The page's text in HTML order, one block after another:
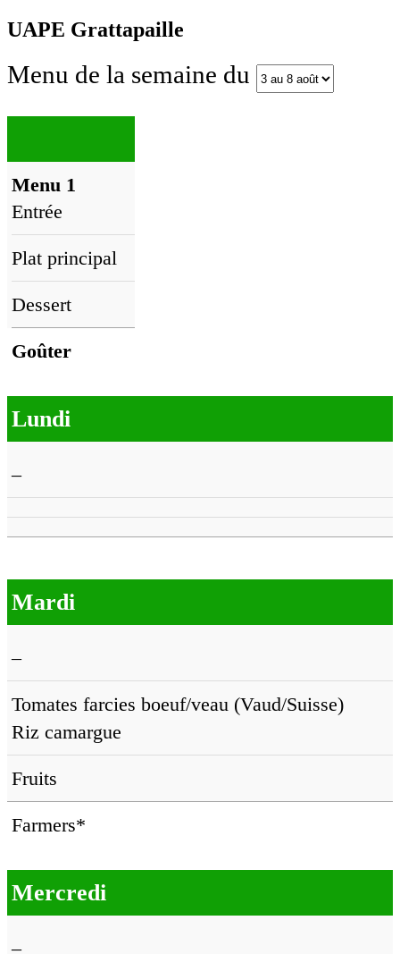
UAPE Grattapaille
Menu de la semaine du
Menu 1
Entrée
Plat principal
Dessert
Goûter
Lundi
–
Mardi
–
Tomates farcies boeuf/veau (Vaud/Suisse)
Riz camargue
Fruits
Farmers*
Mercredi
–